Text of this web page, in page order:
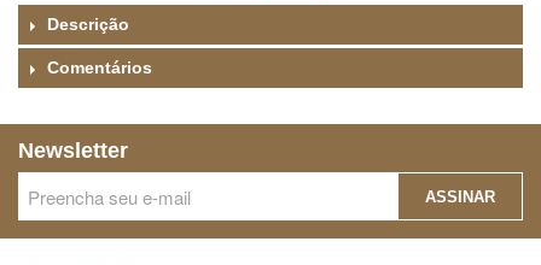
Descrição
Comentários
Newsletter
ASSINAR